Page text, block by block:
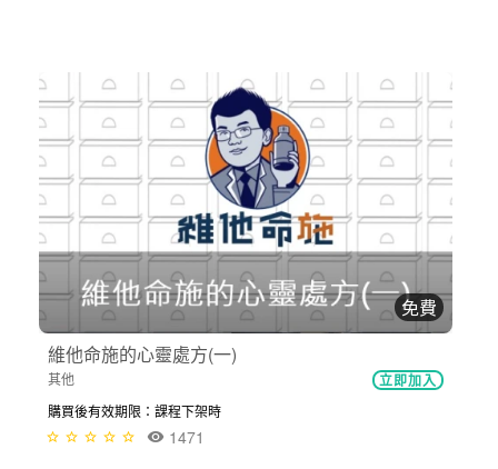
免費
維他命施的心靈處方(一)
其他 立即加入
購買後有效期限：課程下架時
1471